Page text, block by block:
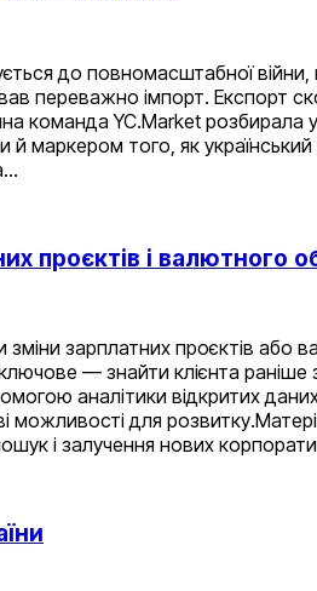
до повномасштабної
переважно імпорт. Експорт
YC.Market розбирала
того, як український
проєктів і валютного
зміни зарплатних проєктів
— знайти клієнта раніше
аналітики відкритих
можливості для
і залучення нових